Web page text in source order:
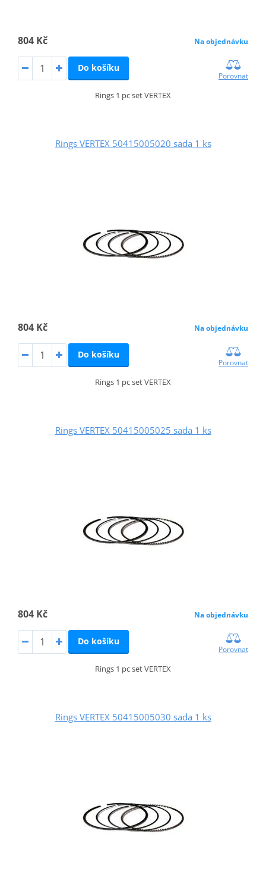
804 Kč Na objednávku
Do košíku
Porovnat
Rings 1 pc set VERTEX
Rings VERTEX 50415005020 sada 1 ks
804 Kč Na objednávku
Do košíku
Porovnat
Rings 1 pc set VERTEX
Rings VERTEX 50415005025 sada 1 ks
804 Kč Na objednávku
Do košíku
Porovnat
Rings 1 pc set VERTEX
Rings VERTEX 50415005030 sada 1 ks